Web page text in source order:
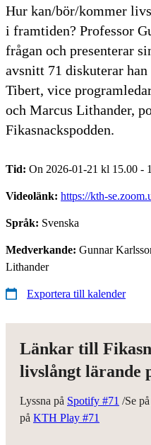
Hur kan/bör/kommer
i framtiden? Professor
frågan och presenterar
avsnitt 71 diskuterar
Tibert, vice
och Marcus Lithander,
Fikasnackspodden.
Tid: On 2026-01-21 kl 15.00 -
Videolänk: https://kth-
Språk: Svenska
Medverkande: Gunnar
Lithander
Exportera till kalender
Länkar till
livslångt lärande
Lyssna på Spotify #71 /Se på
på KTH Play #71